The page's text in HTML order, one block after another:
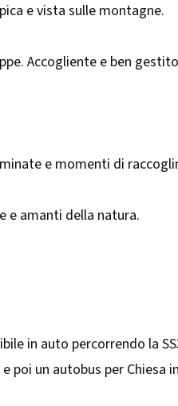
e vista sulle montagne.​
Accogliente e ben
e momenti di
e amanti della natura.​
in auto percorrendo la
poi un autobus per Chiesa